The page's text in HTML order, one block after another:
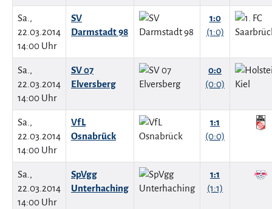
Sa.,
22.03.2014
14:00 Uhr
SV
Darmstadt 98
1:0
(1:0)
Sa.,
22.03.2014
14:00 Uhr
SV 07
Elversberg
0:0
(0:0)
Sa.,
22.03.2014
14:00 Uhr
VfL
Osnabrück
1:1
(0:0)
Sa.,
22.03.2014
14:00 Uhr
SpVgg
Unterhaching
1:1
(1:1)